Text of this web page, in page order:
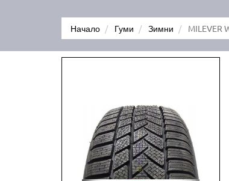
Начало Гуми Зимни MILEVER